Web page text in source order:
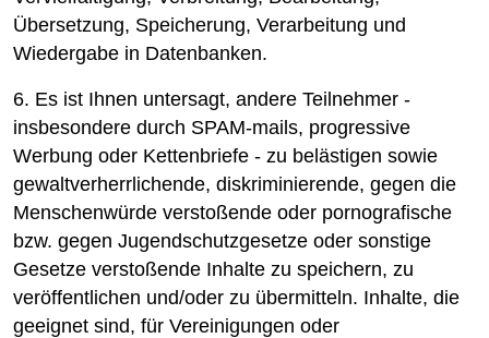
Übersetzung, Speicherung, Verarbeitung und
Wiedergabe in Datenbanken.
6. Es ist Ihnen untersagt, andere Teilnehmer -
insbesondere durch SPAM-mails, progressive
Werbung oder Kettenbriefe - zu belästigen sowie
gewaltverherrlichende, diskriminierende, gegen die
Menschenwürde verstoßende oder pornografische
bzw. gegen Jugendschutzgesetze oder sonstige
Gesetze verstoßende Inhalte zu speichern, zu
veröffentlichen und/oder zu übermitteln. Inhalte, die
geeignet sind, für Vereinigungen oder